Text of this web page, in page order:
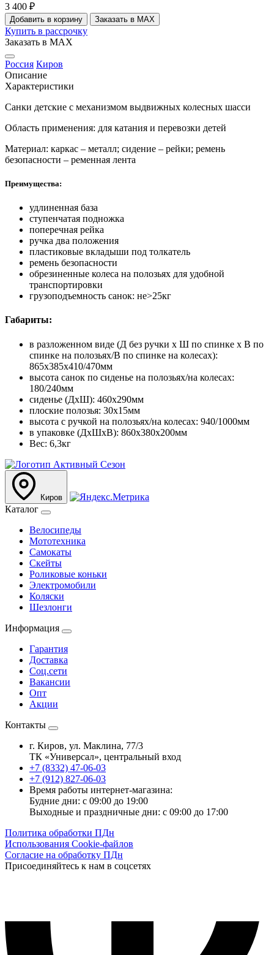
3 400 ₽
Добавить в корзину Заказать в MAX
Купить в рассрочку
Заказать в MAX
Россия Киров
Описание
Характеристики
Санки детские с механизмом выдвижных колесных шасси
Область применения: для катания и перевозки детей
Материал: каркас – металл; сидение – рейки; ремень
безопасности – ременная лента
Преимущества:
удлиненная база
ступенчатая подножка
поперечная рейка
ручка два положения
пластиковые вкладыши под толкатель
ремень безопасности
обрезиненные колеса на полозьях для удобной
транспортировки
грузоподъемность санок: не>25кг
Габариты:
в разложенном виде (Д без ручки х Ш по спинке х В по
спинке на полозьях/В по спинке на колесах):
865х385х410/470мм
высота санок по сиденье на полозьях/на колесах:
180/240мм
сиденье (ДхШ): 460х290мм
плоские полозья: 30х15мм
высота с ручкой на полозьях/на колесах: 940/1000мм
в упаковке (ДхШхВ): 860х380х200мм
Вес: 6,3кг
Киров
Каталог
Велосипеды
Мототехника
Самокаты
Скейты
Роликовые коньки
Электромобили
Коляски
Шезлонги
Информация
Гарантия
Доставка
Соц.сети
Вакансии
Опт
Акции
Контакты
г. Киров, ул. Маклина, 77/3
ТК «Универсал», центральный вход
+7 (8332) 47-06-03
+7 (912) 827-06-03
Время работы интернет-магазина:
Будние дни: с 09:00 до 19:00
Выходные и праздничные дни: с 09:00 до 17:00
Политика обработки ПДн
Использования Cookie-файлов
Согласие на обработку ПДн
Присоединяйтесь к нам в соцсетях